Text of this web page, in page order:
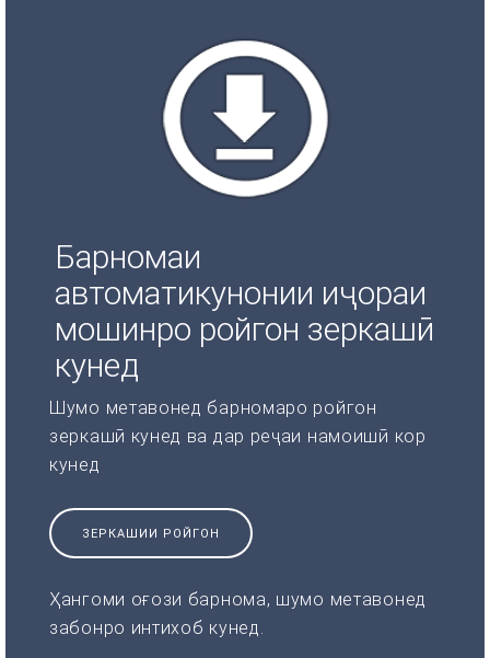
Барномаи
автоматикунонии иҷораи
мошинро ройгон зеркашӣ
кунед
Шумо метавонед барномаро ройгон
зеркашӣ кунед ва дар реҷаи намоишӣ кор
кунед
ЗЕРКАШИИ РОЙГОН
Ҳангоми оғози барнома, шумо метавонед
забонро интихоб кунед.